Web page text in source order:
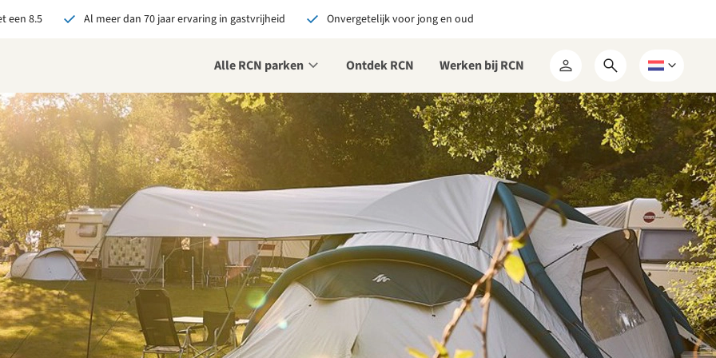
een 8.5 Al meer dan 70 jaar ervaring in gastvrijheid Onvergetelijk voor jong en oud
Alle RCN parken Ontdek RCN Werken bij RCN
Mijn
RCN
Open
zoekformulier
Kies
een
taal
bij RCN boekt, krijg je:
De beste prijsgarantie
Exclusieve voordelen
Persoonlijk contact
alle voordelen